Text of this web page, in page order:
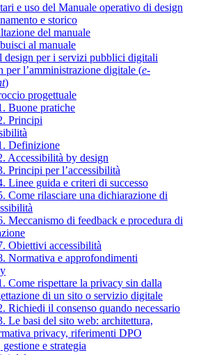
e uso del Manuale operativo di design
e storico
del manuale
al manuale
design per i servizi pubblici digitali
per l’amministrazione digitale (e-
)
progettuale
Buone pratiche
Principi
Definizione
Accessibilità by design
Principi per l’accessibilità
Linee guida e criteri di successo
Come rilasciare una dichiarazione di
Meccanismo di feedback e procedura di
Obiettivi accessibilità
Normativa e approfondimenti
Come rispettare la privacy sin dalla
di un sito o servizio digitale
Richiedi il consenso quando necessario
Le basi del sito web: architettura,
privacy, riferimenti DPO
e strategia